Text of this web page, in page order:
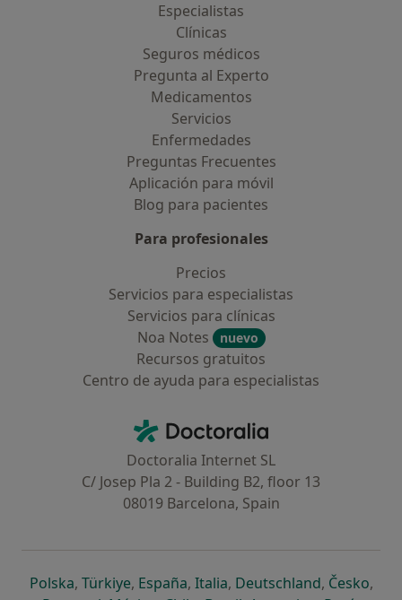
Especialistas
Clínicas
Seguros médicos
Pregunta al Experto
Medicamentos
Servicios
Enfermedades
Preguntas Frecuentes
Aplicación para móvil
Blog para pacientes
Para profesionales
Precios
Servicios para especialistas
Servicios para clínicas
Noa Notes
nuevo
Recursos gratuitos
Centro de ayuda para especialistas
Doctoralia - Página de inicio
Doctoralia Internet SL
C/ Josep Pla 2 - Building B2, floor 13
08019 Barcelona, Spain
Polskase abre en una nueva pestaña
, Türkiyese abre en una nueva pestaña
, Españase abre en una nueva pestaña
, Italiase abre en una nueva
, Deutschlandse abre en
, Českose
,